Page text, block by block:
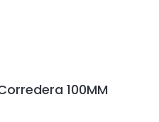
100MM